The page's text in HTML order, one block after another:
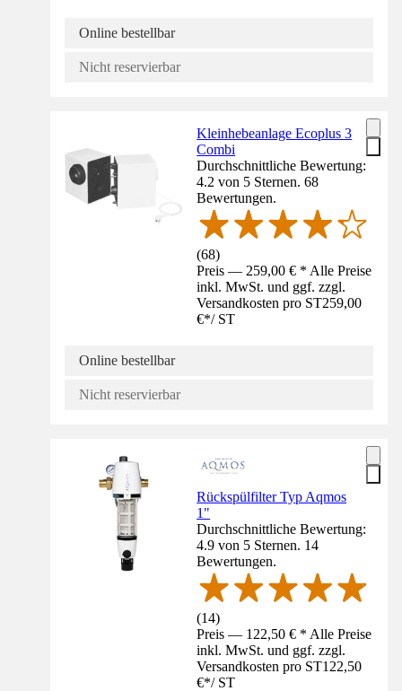
Online bestellbar
Nicht reservierbar
Kleinhebeanlage Ecoplus 3
Combi
Durchschnittliche Bewertung:
4.2 von 5 Sternen. 68
Bewertungen.
(68)
Preis — 259,00 € * Alle Preise
inkl. MwSt. und ggf. zzgl.
Versandkosten pro ST259,00
€*/ ST
Online bestellbar
Nicht reservierbar
Rückspülfilter Typ Aqmos
1"
Durchschnittliche Bewertung:
4.9 von 5 Sternen. 14
Bewertungen.
(14)
Preis — 122,50 € * Alle Preise
inkl. MwSt. und ggf. zzgl.
Versandkosten pro ST122,50
€*/ ST